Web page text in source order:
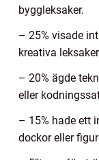
byggleksaker.
– 25% visade
kreativa
– 20% ägde
eller
– 15% hade ett
dockor eller